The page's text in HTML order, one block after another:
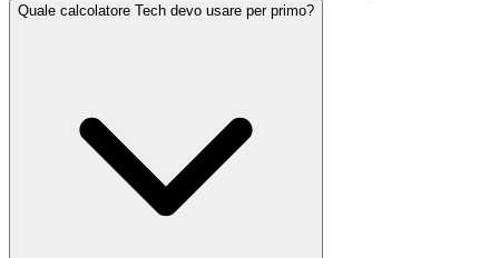
Quale calcolatore Tech devo usare per primo?